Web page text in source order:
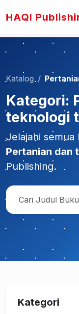
HAQI
Katalog
Kategori:
teknologi
Jelajahi
Pertanian dan
Publishing.
Kategori